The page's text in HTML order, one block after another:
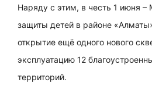
Наряду с этим, в честь 1 июня
защиты детей в районе
открытие ещё одного нового
эксплуатацию 12
территорий.